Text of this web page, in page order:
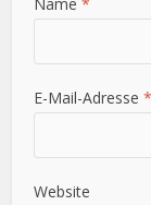
E-Mail-Adresse*
Website